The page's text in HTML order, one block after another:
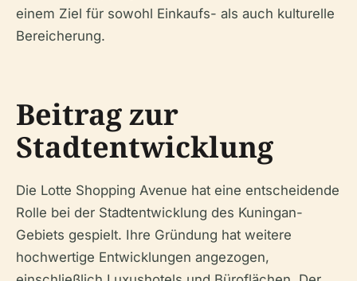
einem Ziel für sowohl Einkaufs- als auch kulturelle
Bereicherung.
Beitrag zur
Stadtentwicklung
Die Lotte Shopping Avenue hat eine entscheidende
Rolle bei der Stadtentwicklung des Kuningan-
Gebiets gespielt. Ihre Gründung hat weitere
hochwertige Entwicklungen angezogen,